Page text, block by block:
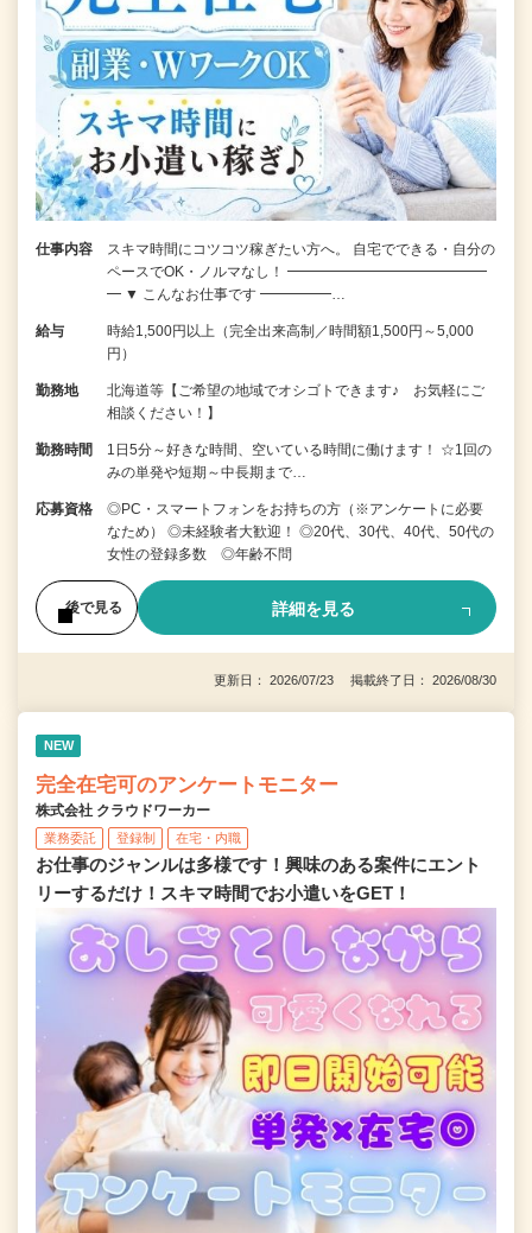
仕事内容
スキマ時間にコツコツ稼ぎたい方へ。 自宅でできる・自分の
ペースでOK・ノルマなし！ ━━━━━━━━━━━━━━
━ ▼ こんなお仕事です ━━━━━…
給与
時給1,500円以上（完全出来高制／時間額1,500円～5,000
円）
勤務地
北海道等【ご希望の地域でオシゴトできます♪ お気軽にご
相談ください！】
勤務時間
1日5分～好きな時間、空いている時間に働けます！ ☆1回の
みの単発や短期～中長期まで…
応募資格
◎PC・スマートフォンをお持ちの方（※アンケートに必要
なため） ◎未経験者大歓迎！ ◎20代、30代、40代、50代の
女性の登録多数 ◎年齢不問
後で見る 詳細を見る
更新日： 2026/07/23 掲載終了日： 2026/08/30
NEW
完全在宅可のアンケートモニター
株式会社 クラウドワーカー
業務委託 登録制 在宅・内職
お仕事のジャンルは多様です！興味のある案件にエント
リーするだけ！スキマ時間でお小遣いをGET！